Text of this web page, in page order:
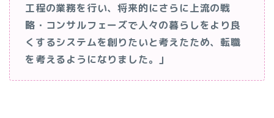
工程の業務を行い、将来的にさらに上流の戦
略・コンサルフェーズで人々の暮らしをより良
くするシステムを創りたいと考えたため、転職
を考えるようになりました。」